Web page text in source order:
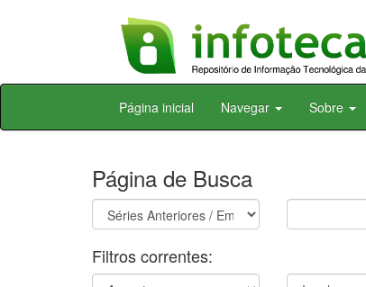
Skip
Página inicial Navegar Sobre
Página de Busca
Filtros correntes: